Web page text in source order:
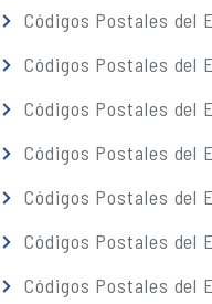
Códigos Postales del
Códigos Postales del
Códigos Postales del
Códigos Postales del
Códigos Postales del
Códigos Postales del
Códigos Postales del